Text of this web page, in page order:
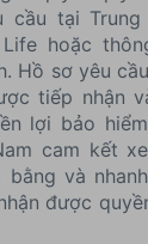
cầu tại
hoặc
Hồ sơ yêu
tiếp nhận
lợi bảo
cam kết
bằng và
được